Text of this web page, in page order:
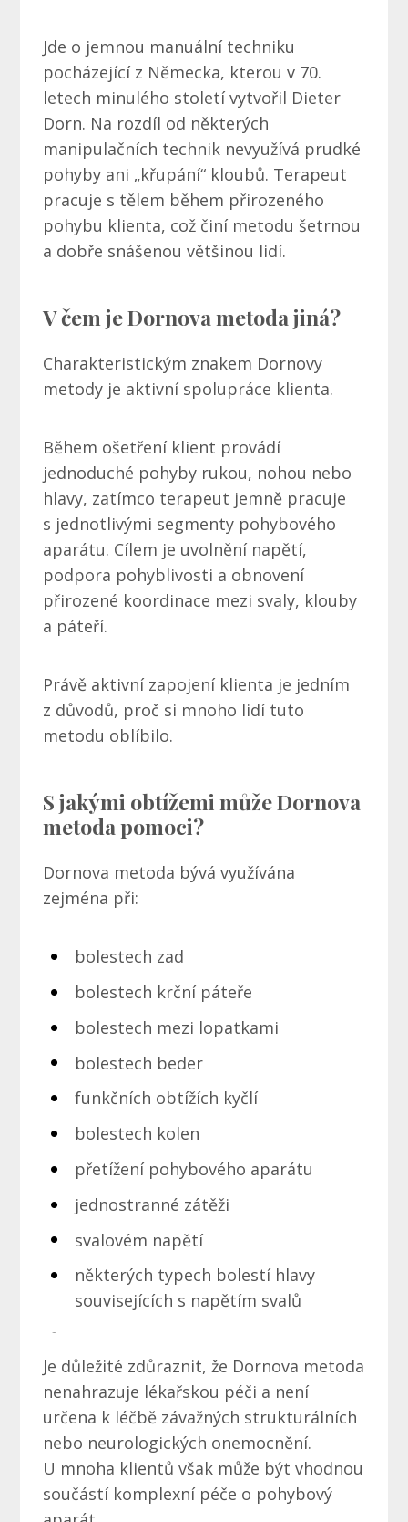
Jde o jemnou manuální techniku
pocházející z Německa, kterou v 70.
letech minulého století vytvořil Dieter
Dorn. Na rozdíl od některých
manipulačních technik nevyužívá prudké
pohyby ani „křupání“ kloubů. Terapeut
pracuje s tělem během přirozeného
pohybu klienta, což činí metodu šetrnou
a dobře snášenou většinou lidí.
V čem je Dornova metoda jiná?
Charakteristickým znakem Dornovy
metody je aktivní spolupráce klienta.
Během ošetření klient provádí
jednoduché pohyby rukou, nohou nebo
hlavy, zatímco terapeut jemně pracuje
s jednotlivými segmenty pohybového
aparátu. Cílem je uvolnění napětí,
podpora pohyblivosti a obnovení
přirozené koordinace mezi svaly, klouby
a páteří.
Právě aktivní zapojení klienta je jedním
z důvodů, proč si mnoho lidí tuto
metodu oblíbilo.
S jakými obtížemi může Dornova
metoda pomoci?
Dornova metoda bývá využívána
zejména při:
bolestech zad
bolestech krční páteře
bolestech mezi lopatkami
bolestech beder
funkčních obtížích kyčlí
bolestech kolen
přetížení pohybového aparátu
jednostranné zátěži
svalovém napětí
některých typech bolestí hlavy
souvisejících s napětím svalů
Je důležité zdůraznit, že Dornova metoda
nenahrazuje lékařskou péči a není
určena k léčbě závažných strukturálních
nebo neurologických onemocnění.
U mnoha klientů však může být vhodnou
součástí komplexní péče o pohybový